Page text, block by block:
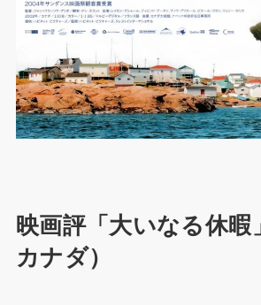
映画評「大いなる休暇
カナダ）